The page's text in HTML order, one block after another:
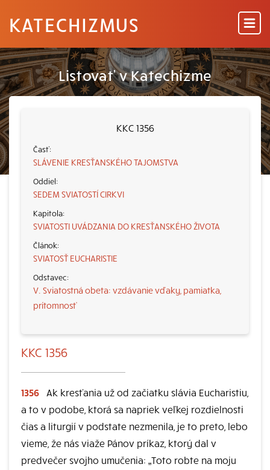
KATECHIZMUS
Listovať v Katechizme
KKC 1356
SLÁVENIE KRESŤANSKÉHO TAJOMSTVA
SEDEM SVIATOSTÍ CIRKVI
SVIATOSTI UVÁDZANIA DO KRESŤANSKÉHO ŽIVOTA
SVIATOSŤ EUCHARISTIE
V. Sviatostná obeta: vzdávanie vďaky, pamiatka,
prítomnosť
KKC 1356
1356
Ak kresťania už od začiatku slávia Eucharistiu,
a to v podobe, ktorá sa napriek veľkej rozdielnosti
čias a liturgií v podstate nezmenila, je to preto, lebo
vieme, že nás viaže Pánov príkaz, ktorý dal v
predvečer svojho umučenia: „Toto robte na moju